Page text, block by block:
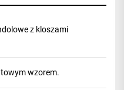
z kloszami
wzorem.